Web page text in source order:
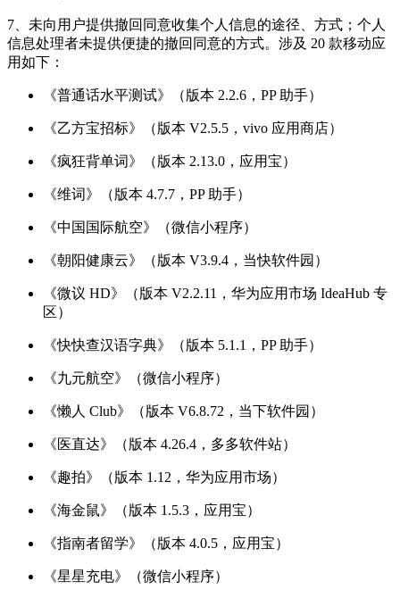
7、未向用户提供撤回同意收集个人信息的途径、方式；个人
信息处理者未提供便捷的撤回同意的方式。涉及 20 款移动应
用如下：
《普通话水平测试》（版本 2.2.6，PP 助手）
《乙方宝招标》（版本 V2.5.5，vivo 应用商店）
《疯狂背单词》（版本 2.13.0，应用宝）
《维词》（版本 4.7.7，PP 助手）
《中国国际航空》（微信小程序）
《朝阳健康云》（版本 V3.9.4，当快软件园）
《微议 HD》（版本 V2.2.11，华为应用市场 IdeaHub 专
区）
《快快查汉语字典》（版本 5.1.1，PP 助手）
《九元航空》（微信小程序）
《懒人 Club》（版本 V6.8.72，当下软件园）
《医直达》（版本 4.26.4，多多软件站）
《趣拍》（版本 1.12，华为应用市场）
《海金鼠》（版本 1.5.3，应用宝）
《指南者留学》（版本 4.0.5，应用宝）
《星星充电》（微信小程序）